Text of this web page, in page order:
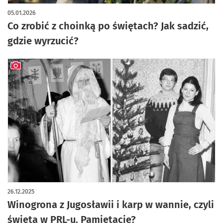
Co zrobić z choinką po świętach? Jak sadzić,
gdzie wyrzucić?
05.01.2026
Winogrona z Jugosławii i karp w wannie, czyli
święta w PRL-u. Pamiętacie?
26.12.2025
artykuł z galerią zdjęć